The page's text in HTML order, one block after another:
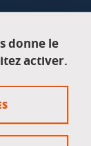
donne le
activer.